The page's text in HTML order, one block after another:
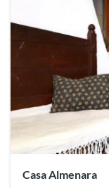
Casa Almenara